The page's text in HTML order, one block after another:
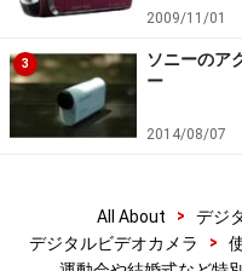
グなどのデザインを重視
JVCケンウッド JVC
ービー 内蔵メモリー
2009/11/01
3
ソニーのア
ー
2014/08/07
All About > デジ
デジタルビデオカメラ
>